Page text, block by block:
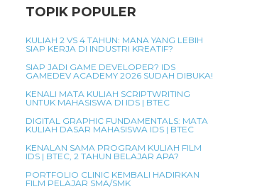
TOPIK POPULER
KULIAH 2 VS 4 TAHUN: MANA YANG LEBIH
SIAP KERJA DI INDUSTRI KREATIF?
SIAP JADI GAME DEVELOPER? IDS
GAMEDEV ACADEMY 2026 SUDAH DIBUKA!
KENALI MATA KULIAH SCRIPTWRITING
UNTUK MAHASISWA DI IDS | BTEC
DIGITAL GRAPHIC FUNDAMENTALS: MATA
KULIAH DASAR MAHASISWA IDS | BTEC
KENALAN SAMA PROGRAM KULIAH FILM
IDS | BTEC, 2 TAHUN BELAJAR APA?
PORTFOLIO CLINIC KEMBALI HADIRKAN
FILM PELAJAR SMA/SMK